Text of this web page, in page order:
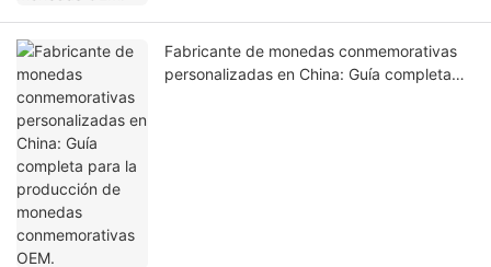
Fabricante de monedas conmemorativas
personalizadas en China: Guía completa